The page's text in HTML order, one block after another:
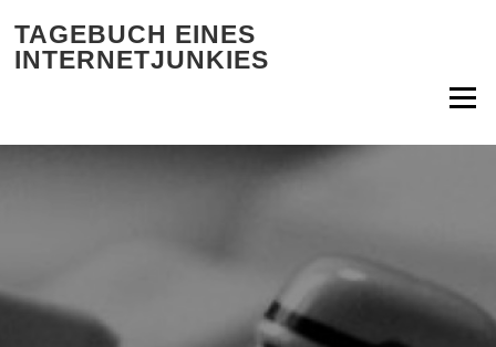
TAGEBUCH EINES
INTERNETJUNKIES
Menü